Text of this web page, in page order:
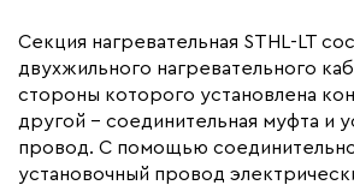
Область применения
Тип кабеля
Коллекция
Секция нагревательная STHL-LT
двухжильного нагревательного
стороны которого установлена
другой – соединительная муфта и
провод. С помощью
установочный провод